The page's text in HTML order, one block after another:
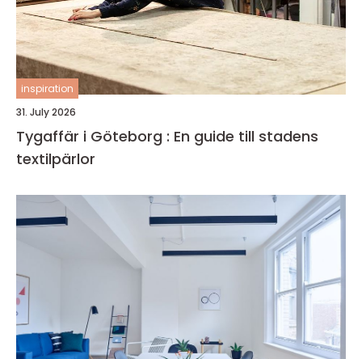
inspiration
31. July 2026
Tygaffär i Göteborg : En guide till stadens
textilpärlor